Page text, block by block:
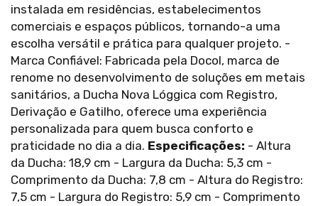
instalada em residências, estabelecimentos
comerciais e espaços públicos, tornando-a uma
escolha versátil e prática para qualquer projeto. -
Marca Confiável: Fabricada pela Docol, marca de
renome no desenvolvimento de soluções em metais
sanitários, a Ducha Nova Lóggica com Registro,
Derivação e Gatilho, oferece uma experiência
personalizada para quem busca conforto e
praticidade no dia a dia. Especificações: - Altura
da Ducha: 18,9 cm - Largura da Ducha: 5,3 cm -
Comprimento da Ducha: 7,8 cm - Altura do Registro:
7,5 cm - Largura do Registro: 5,9 cm - Comprimento